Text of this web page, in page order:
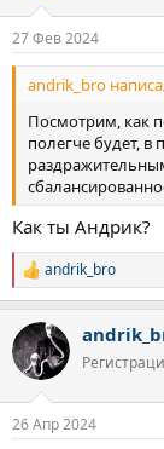
27 Фев 2024
andrik_bro
Посмотрим, как
полегче будет, в
Как ты Андрик?
Р
е
к
ц
и
andrik_bro
26 Апр 2024